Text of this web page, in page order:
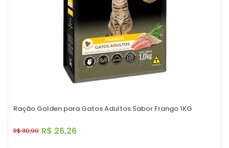
Ração Golden para Gatos Adultos Sabor Frango 1KG
R$ 26,26
R$ 30,90